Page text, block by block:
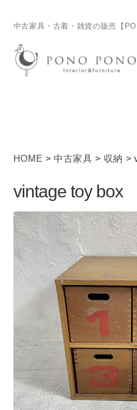
中古家具・古着・雑貨の販売【
HOME > 中古家具 > 収納 >
vintage toy box